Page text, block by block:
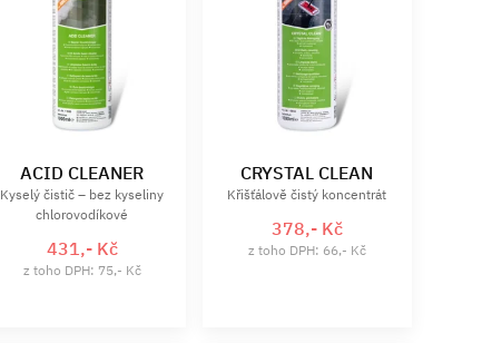
ACID CLEANER
Kyselý čistič – bez kyseliny
chlorovodíkové
431,- Kč
z toho DPH: 75,- Kč
CRYSTAL CLEAN
Křišťálově čistý koncentrát
378,- Kč
z toho DPH: 66,- Kč